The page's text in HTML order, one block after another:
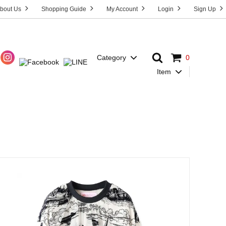
Sign Up
Login
My Account
Shopping Guide
Us
0
Category
Item